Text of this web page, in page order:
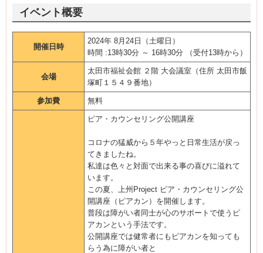
イベント概要
開催日時
2024年 8月24日（土曜日）
時間 :13時30分 ～ 16時30分 （受付13時から）
会場
太田市福祉会館 ２階 大会議室（住所 太田市飯
塚町１５４９番地）
参加費 無料
ピア・カウンセリング公開講座
コロナの猛威から５年やっと日常生活が戻っ
てきましたね。
私達は色々と対面で出来る事の喜びに溢れて
います。
この夏、上州Project ピア・カウンセリング公
開講座（ピアカン）を開催します。
普段は障がい者同士が心のサポートで使うピ
アカンという手法です。
公開講座では健常者にもピアカンを知っても
らう為に障がい者と